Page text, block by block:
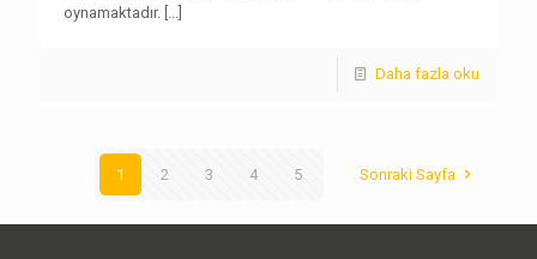
oynamaktadır. [...]
Daha fazla oku
1 2 3 4 5 Sonraki Sayfa